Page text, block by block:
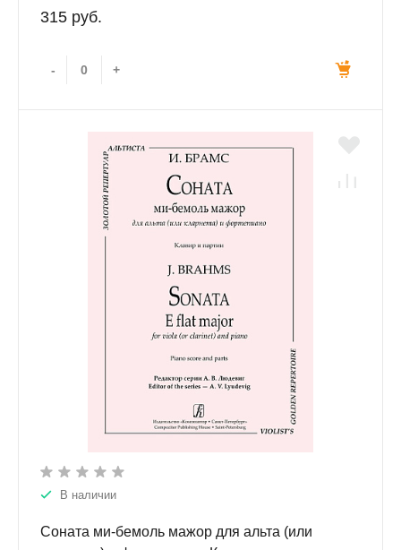
315 руб.
- +
В наличии
Соната ми-бемоль мажор для альта (или